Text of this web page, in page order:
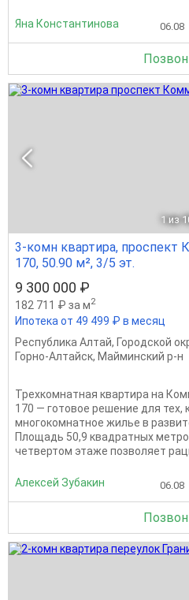
Яна Константинова 06.08
1 из
3-комн квартира, проспект
170, 50.90 м², 3/5 эт.
9 300 000 ₽
182 711 ₽ за м2
Ипотека от 49 499 ₽ в месяц
Республика Алтай, Городской
Горно-Алтайск, Майминский р-н
Трехкомнатная квартира на
170 — готовое решение для тех,
многокомнатное жилье в
Площадь 50,9 квадратных
четвертом этаже позволяет
Алексей Зубакин 06.08